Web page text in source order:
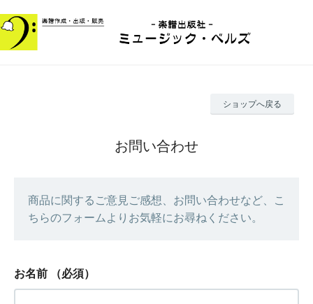
ショップへ戻る
お問い合わせ
商品に関するご意見ご感想、お問い合わせなど、こ
ちらのフォームよりお気軽にお尋ねください。
お名前 （必須）